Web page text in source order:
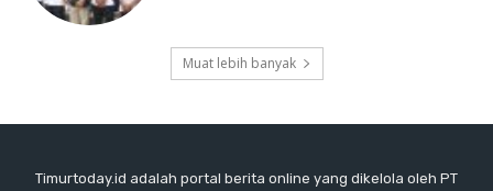
Muat lebih banyak
Timurtoday.id adalah portal berita online yang dikelola oleh PT